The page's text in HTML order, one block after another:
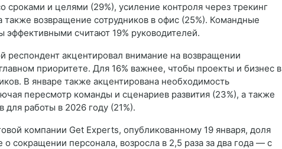
сроками и целями (29%), усиление контроля через трекинг
возвращение сотрудников в офис (25%). Командные
эффективными считают 19% руководителей.
акцентировал внимание на возвращении
приоритете. Для 16% важнее, чтобы проекты и бизнес в
В январе также акцентирована необходимость
пересмотр команды и сценариев развития (23%), а также
работы в 2026 году (21%).
компании Get Experts, опубликованному 19 января, доля
сокращении персонала, возросла в 2,5 раза за два года — с